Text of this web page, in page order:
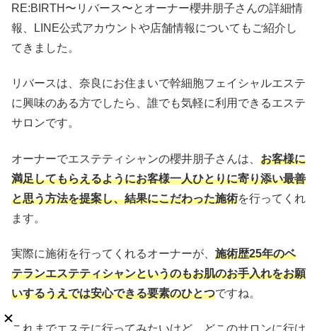
RE:BIRTH〜リバース〜とオーナー櫻井朋子さんの詳細情
報、LINE公式アカウントや店舗情報についてもご紹介し
てきました。
リバースは、奈良にお住まいで幹細胞フェイシャルエステ
に興味のある方でしたら、誰でも気軽に利用できるエステ
サロンです。
オーナーでエステティシャンの櫻井朋子さんは、 お客様に
満足してもらえるようにお客様一人ひとりに寄り添い最善
と思う方法を提案し、結果にこだわった施術を行ってくれ
ます。
実際に施術を行ってくれるオーナーが、 施術歴25年のベ
テランエステティシャンというのもお肌のお手入れをお願
いするうえでは安心できる要素のひとつですね。